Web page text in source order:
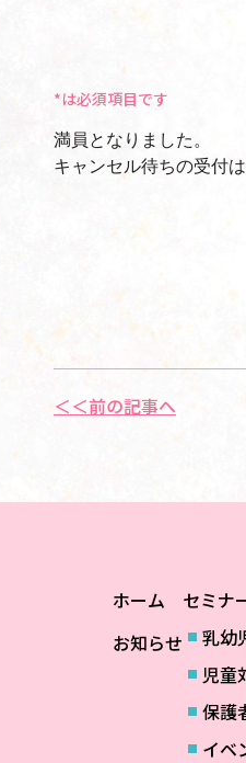
*は必須項目です
満員となりました。
キャンセル待ちの受付
＜＜前の記事へ
ホーム
お知らせ
セミナ
乳幼
児童
保護
イベ